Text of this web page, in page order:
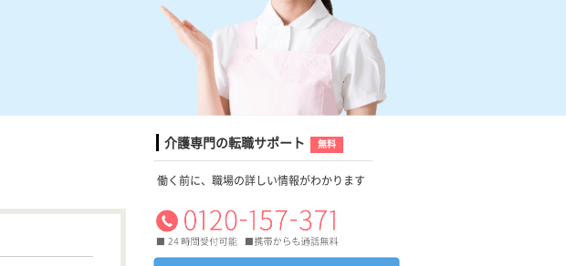
介護専門の転職サポート 無料
働く前に、職場の詳しい情報がわかります